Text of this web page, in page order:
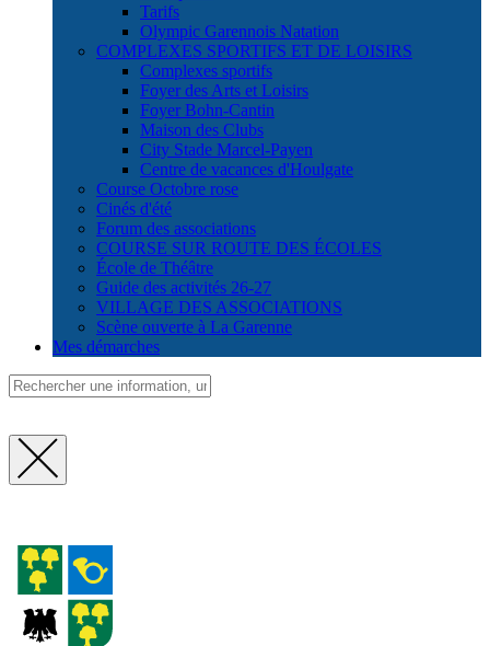
Tarifs
Olympic Garennois Natation
COMPLEXES SPORTIFS ET DE LOISIRS
Complexes sportifs
Foyer des Arts et Loisirs
Foyer Bohn-Cantin
Maison des Clubs
City Stade Marcel-Payen
Centre de vacances d'Houlgate
Course Octobre rose
Cinés d'été
Forum des associations
COURSE SUR ROUTE DES ÉCOLES
École de Théâtre
Guide des activités 26-27
VILLAGE DES ASSOCIATIONS
Scène ouverte à La Garenne
Mes démarches
Fermer